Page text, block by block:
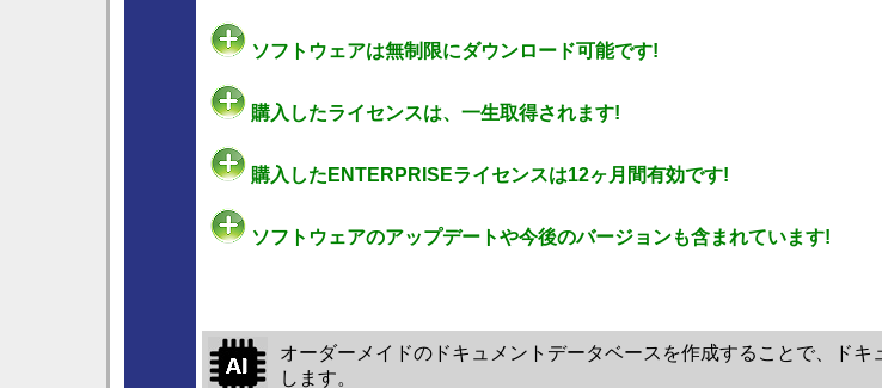
ソフトウェアは無制限にダウンロード可能です!
購入したライセンスは、一生取得されます!
購入したENTERPRISEライセンスは12ヶ月間有効です!
ソフトウェアのアップデートや今後のバージョンも含まれています!
オーダーメイドのドキュメントデータベースを作成することで、ド
します。